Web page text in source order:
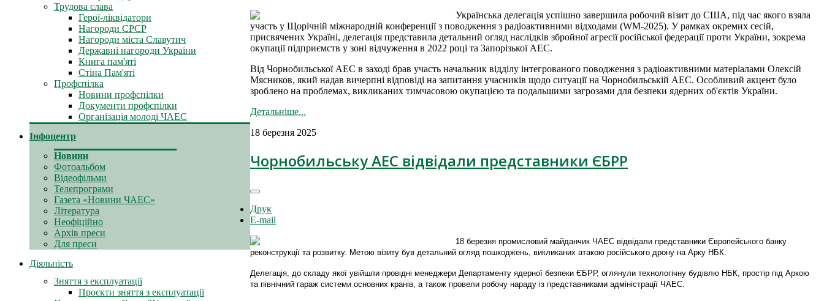
Трудова слава
Герої-ліквідатори
Нагороди СРСР
Нагороди міста Славутич
Державні нагороди України
Книга пам'яті
Стіна Пам'яті
Профспілка
Новини профспілки
Документи профспілки
Організація молоді ЧАЕС
Інфоцентр
Новини
Фотоальбом
Відеофільми
Телепрограми
Газета «Новини ЧАЕС»
Література
Неофіційно
Архів преси
Для преси
Діяльність
Зняття з експлуатації
Проєкти зняття з експлуатації
Українська делегація успішно завершила робочий візит до США, під час якого взяла
участь у Щорічній міжнародній конференції з поводження з радіоактивними відходами (WM-2025). У рамках окремих сесій,
присвячених Україні, делегація представила детальний огляд наслідків збройної агресії російської федерації проти України, зокрема
окупації підприємств у зоні відчуження в 2022 році та Запорізької АЕС.
Від Чорнобильської АЕС в заході брав участь начальник відділу інтегрованого поводження з радіоактивними матеріалами Олексій
Мясников, який надав вичерпні відповіді на запитання учасників щодо ситуації на Чорнобильській АЕС. Особливий акцент було
зроблено на проблемах, викликаних тимчасовою окупацією та подальшими загрозами для безпеки ядерних об'єктів України.
Детальніше...
18 березня 2025
Чорнобильську АЕС відвідали представники ЄБРР
Друк
E-mail
18 березня промисловий майданчик ЧАЕС відвідали представники Європейського банку
реконструкції та розвитку. Метою візиту був детальний огляд пошкоджень, викликаних атакою російського дрону на Арку НБК.
Делегація, до складу якої увійшли провідні менеджери Департаменту ядерної безпеки ЄБРР, оглянули технологічну будівлю НБК, простір під Аркою
та північний гараж системи основних кранів, а також провели робочу нараду із представниками адміністрації ЧАЕС.